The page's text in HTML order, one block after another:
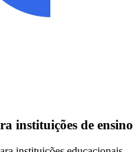
instituições de ensino